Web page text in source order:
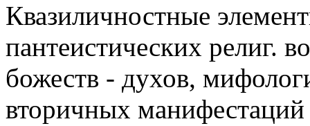
Квазиличностные
пантеистических религ.
божеств - духов,
вторичных манифестаций